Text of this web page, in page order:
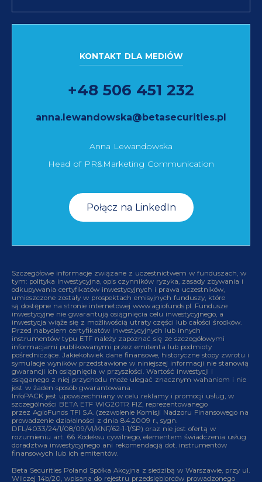
KONTAKT DLA MEDIÓW
+48 506 451 232
anna.lewandowska@betasecurities.pl
Anna Lewandowska
Head of PR&Marketing Communication
Połącz na LinkedIn
Szczegółowe informacje związane z uczestnictwem w funduszach, w
tym: polityka inwestycyjna, opis czynników ryzyka, zasady zbywania i
odkupywania certyfikatów inwestycyjnych i prawa uczestników,
umieszczone zostały w prospektach emisyjnych funduszy, które
są dostępne na stronie internetowej www.agiofunds.pl. Fundusze
inwestycyjne nie gwarantują osiągnięcia celu inwestycyjnego, a
inwestycja wiąże się z możliwością utraty części lub całości środków.
Przed nabyciem certyfikatów inwestycyjnych lub innych
instrumentów typu ETF należy zapoznać się ze szczegółowymi
informacjami publikowanymi przez emitenta lub podmioty
pośredniczące. Jakiekolwiek dane finansowe, historyczne stopy zwrotu i
symulacje wyników przedstawione w niniejszej informacji nie stanowią
gwarancji ich osiągnięcia w przyszłości. Wartość inwestycji i
osiąganego z niej przychodu może ulegać znacznym wahaniom i nie
jest w żaden sposób gwarantowana.
InfoPACK jest upowszechniany w celu reklamy i promocji usług, w
szczególności BETA ETF WIG20TR FIZ, reprezentowanego
przez AgioFunds TFI S.A. (zezwolenie Komisji Nadzoru Finansowego na
prowadzenie działalności z dnia 8.4.2009 r., sygn.
DFL/4033/24/1/08/09/VI/KNF/62-1-1/SP) oraz nie jest ofertą w
rozumieniu art. 66 Kodeksu cywilnego, elementem świadczenia usług
doradztwa inwestycyjnego ani rekomendacją dot. instrumentów
finansowych lub ich emitentów.
Beta Securities Poland Spółka Akcyjna z siedzibą w Warszawie, przy ul.
Wilczej 14b/20, wpisana do rejestru przedsiębiorców prowadzonego